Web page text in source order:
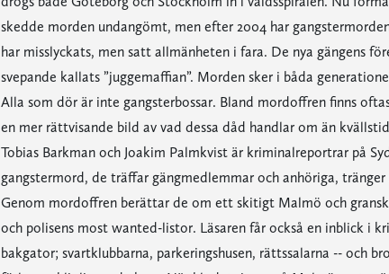
skedde morden undangömt, men efter 2004 har
har misslyckats, men satt allmänheten i fara. De nya gängens
svepande kallats ”juggemaffian”. Morden sker i båda
Alla som dör är inte gangsterbossar. Bland mordoffren finns
en mer rättvisande bild av vad dessa dåd handlar om än
Tobias Barkman och Joakim Palmkvist är kriminalreportrar på
gangstermord, de träffar gängmedlemmar och anhöriga,
Genom mordoffren berättar de om ett skitigt Malmö och
och polisens most wanted-listor. Läsaren får också en inblick i
bakgator; svartklubbarna, parkeringshusen, rättssalarna -- och